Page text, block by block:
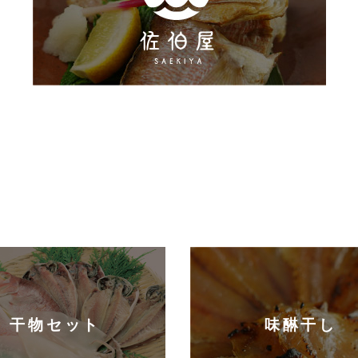
干物セット 味醂干し